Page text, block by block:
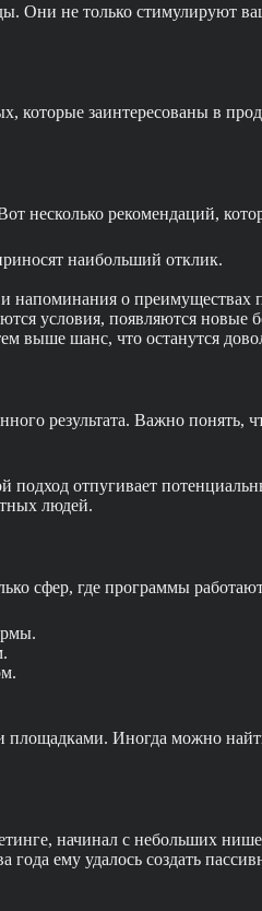
Они не только стимулируют
которые заинтересованы в
несколько рекомендаций,
наибольший отклик.
напоминания о преимуществах
условия, появляются новые
выше шанс, что останутся
результата. Важно
отпугивает
людей.
сфер, где программы
Иногда можно
начинал с небольших
ему удалось создать